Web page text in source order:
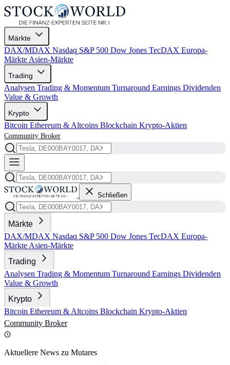
Märkte
DAX/MDAX Nasdaq S&P 500 Dow Jones TecDAX Europa-
Märkte Asien-Märkte
Trading
Analysen Trading & Momentum Turnaround Earnings Dividenden
Value & Growth
Krypto
Bitcoin Ethereum & Altcoins Blockchain Krypto-Aktien
Community Broker
Schließen
Märkte
DAX/MDAX Nasdaq S&P 500 Dow Jones TecDAX Europa-
Märkte Asien-Märkte
Trading
Analysen Trading & Momentum Turnaround Earnings Dividenden
Value & Growth
Krypto
Bitcoin Ethereum & Altcoins Blockchain Krypto-Aktien
Community Broker
Aktuellere News zu Mutares